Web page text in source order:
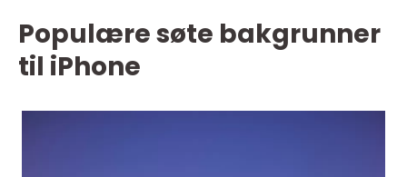
Populære søte bakgrunner
til iPhone